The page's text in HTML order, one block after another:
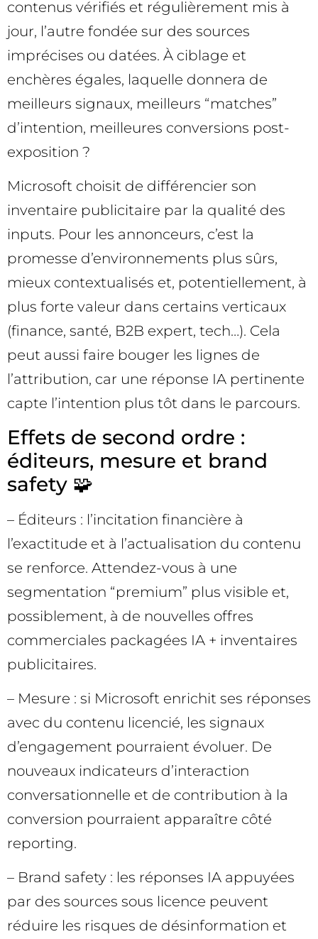
contenus vérifiés et régulièrement mis à
jour, l’autre fondée sur des sources
imprécises ou datées. À ciblage et
enchères égales, laquelle donnera de
meilleurs signaux, meilleurs “matches”
d’intention, meilleures conversions post-
exposition ?
Microsoft choisit de différencier son
inventaire publicitaire par la qualité des
inputs. Pour les annonceurs, c’est la
promesse d’environnements plus sûrs,
mieux contextualisés et, potentiellement, à
plus forte valeur dans certains verticaux
(finance, santé, B2B expert, tech…). Cela
peut aussi faire bouger les lignes de
l’attribution, car une réponse IA pertinente
capte l’intention plus tôt dans le parcours.
Effets de second ordre :
éditeurs, mesure et brand
safety 🧩
– Éditeurs : l’incitation financière à
l’exactitude et à l’actualisation du contenu
se renforce. Attendez-vous à une
segmentation “premium” plus visible et,
possiblement, à de nouvelles offres
commerciales packagées IA + inventaires
publicitaires.
– Mesure : si Microsoft enrichit ses réponses
avec du contenu licencié, les signaux
d’engagement pourraient évoluer. De
nouveaux indicateurs d’interaction
conversationnelle et de contribution à la
conversion pourraient apparaître côté
reporting.
– Brand safety : les réponses IA appuyées
par des sources sous licence peuvent
réduire les risques de désinformation et